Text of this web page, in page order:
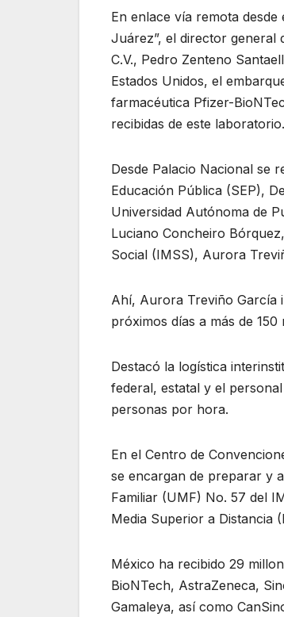
En enlace vía remota
Juárez”, el director general
C.V., Pedro Zenteno
Estados Unidos, el
farmacéutica Pfizer-
recibidas de este laboratorio.
Desde Palacio Nacional se
Educación Pública (SEP),
Universidad Autónoma de
Luciano Concheiro
Social (IMSS), Aurora
Ahí, Aurora Treviño García
próximos días a más de
Destacó la logística
federal, estatal y el
personas por hora.
En el Centro de
se encargan de preparar y
Familiar (UMF) No. 57 del
Media Superior a Distancia
México ha recibido 29
BioNTech, AstraZeneca,
Gamaleya, así como